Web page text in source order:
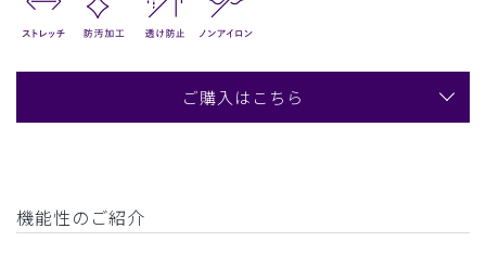
ご購入はこちら
機能性のご紹介